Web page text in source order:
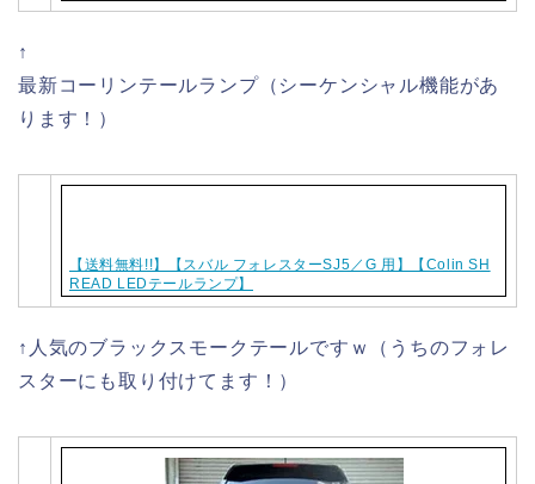
↑
最新コーリンテールランプ（シーケンシャル機能があ
ります！）
【送料無料!!】【スバル フォレスターSJ5／G 用】【Colin SH
READ LEDテールランプ】
↑人気のブラックスモークテールですｗ（うちのフォレ
スターにも取り付けてます！）